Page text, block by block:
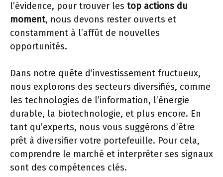
l’évidence, pour trouver les top actions du
moment, nous devons rester ouverts et
constamment à l’affût de nouvelles
opportunités.
Dans notre quête d’investissement fructueux,
nous explorons des secteurs diversifiés, comme
les technologies de l’information, l’énergie
durable, la biotechnologie, et plus encore. En
tant qu’experts, nous vous suggérons d’être
prêt à diversifier votre portefeuille. Pour cela,
comprendre le marché et interpréter ses signaux
sont des compétences clés.